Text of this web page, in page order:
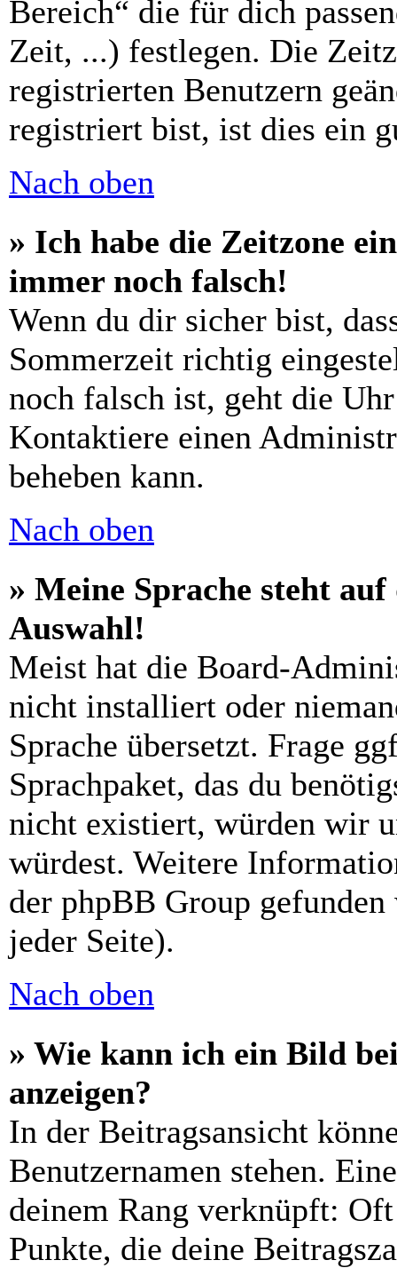
Bereich“ die für dich
Zeit, ...) festlegen. Die
registrierten Benutzern
registriert bist, ist dies ein
Nach oben
» Ich habe die Zeitzone
immer noch falsch!
Wenn du dir sicher bist,
Sommerzeit richtig
noch falsch ist, geht die
Kontaktiere einen
beheben kann.
Nach oben
» Meine Sprache steht
Auswahl!
Meist hat die Board-
nicht installiert oder
Sprache übersetzt. Frage
Sprachpaket, das du
nicht existiert, würden wir
würdest. Weitere
der phpBB Group
jeder Seite).
Nach oben
» Wie kann ich ein Bild
anzeigen?
In der Beitragsansicht
Benutzernamen stehen.
deinem Rang verknüpft:
Punkte, die deine